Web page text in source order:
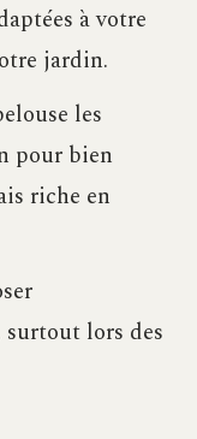
à votre
jardin.
les
pour bien
riche en
lors des